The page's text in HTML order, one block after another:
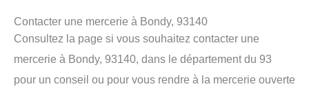
Contacter une mercerie à Bondy, 93140
Consultez la page si vous souhaitez contacter une
mercerie à Bondy, 93140, dans le département du 93
pour un conseil ou pour vous rendre à la mercerie ouverte